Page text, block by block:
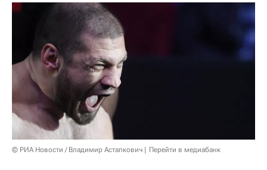
© РИА Новости / Владимир Астапкович Перейти в медиабанк